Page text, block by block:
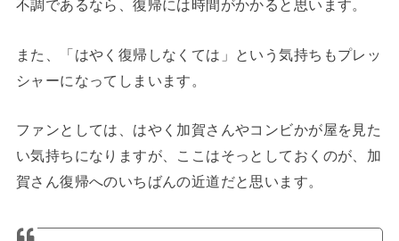
不調であるなら、復帰には時間がかかると思います。
また、「はやく復帰しなくては」という気持ちもプレッ
シャーになってしまいます。
ファンとしては、はやく加賀さんやコンビかが屋を見た
い気持ちになりますが、ここはそっとしておくのが、加
賀さん復帰へのいちばんの近道だと思います。